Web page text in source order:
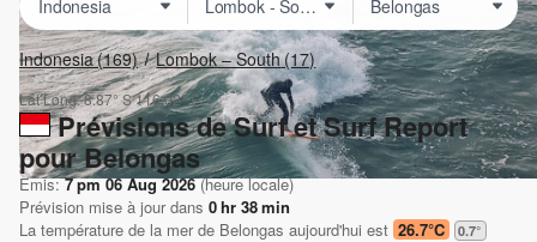
Indonesia(169) Lombok – South(17)
Lat Long:8.87° S116.02° E
Prévisions de Surf et Surf Report
pour Belongas
Emis:7 pm 06 Aug 2026(heure locale)
Prévision mise à jour dans 0hr 38min
La température de la mer de Belongas aujourd'hui est 26.7°C 0.7°